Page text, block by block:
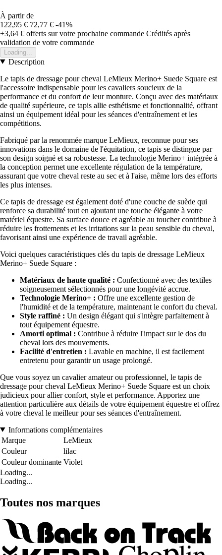
À partir de
122,95 € 72,77 € -41%
+3,64 € offerts sur votre prochaine commande Crédités après
validation de votre commande
Loading...
Description
Le tapis de dressage pour cheval LeMieux Merino+ Suede Square est
l'accessoire indispensable pour les cavaliers soucieux de la
performance et du confort de leur monture. Conçu avec des matériaux
de qualité supérieure, ce tapis allie esthétisme et fonctionnalité, offrant
ainsi un équipement idéal pour les séances d'entraînement et les
compétitions.
Fabriqué par la renommée marque LeMieux, reconnue pour ses
innovations dans le domaine de l'équitation, ce tapis se distingue par
son design soigné et sa robustesse. La technologie Merino+ intégrée à
la conception permet une excellente régulation de la température,
assurant que votre cheval reste au sec et à l'aise, même lors des efforts
les plus intenses.
Ce tapis de dressage est également doté d'une couche de suède qui
renforce sa durabilité tout en ajoutant une touche élégante à votre
matériel équestre. Sa surface douce et agréable au toucher contribue à
réduire les frottements et les irritations sur la peau sensible du cheval,
favorisant ainsi une expérience de travail agréable.
Voici quelques caractéristiques clés du tapis de dressage LeMieux
Merino+ Suede Square :
Matériaux de haute qualité : Confectionné avec des textiles
soigneusement sélectionnés pour une longévité accrue.
Technologie Merino+ : Offre une excellente gestion de
l'humidité et de la température, maintenant le confort du cheval.
Style raffiné : Un design élégant qui s'intègre parfaitement à
tout équipement équestre.
Amorti optimal : Contribue à réduire l'impact sur le dos du
cheval lors des mouvements.
Facilité d'entretien : Lavable en machine, il est facilement
entretenu pour garantir un usage prolongé.
Que vous soyez un cavalier amateur ou professionnel, le tapis de
dressage pour cheval LeMieux Merino+ Suede Square est un choix
judicieux pour allier confort, style et performance. Apportez une
attention particulière aux détails de votre équipement équestre et offrez
à votre cheval le meilleur pour ses séances d'entraînement.
Informations complémentaires
Marque
LeMieux
Couleur
lilac
Couleur dominante Violet
Loading...
Loading...
Toutes nos marques